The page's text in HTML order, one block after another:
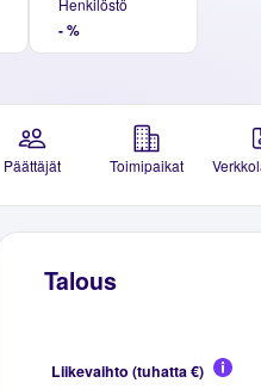
Henkilöstö
- %
Päättäjät Toimipaikat
Talous
Liikevaihto (tuhatta €)